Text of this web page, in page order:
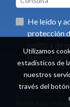
He leído y acepto la
protección de datos asi
datos para
Política de
Utilizamos
estadísticos de
nuestros
través del botón